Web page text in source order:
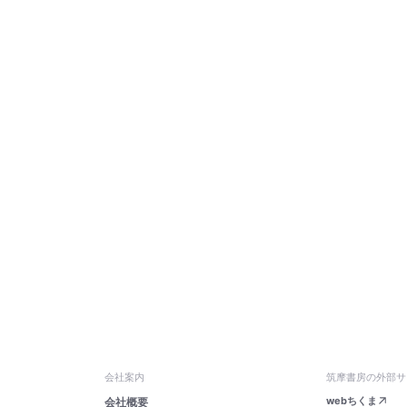
会社案内
会社概要
筑摩書房の外部
webちくま